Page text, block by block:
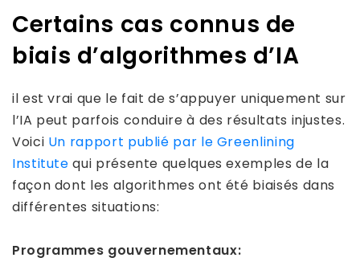
Certains cas connus de
biais d’algorithmes d’IA
il est vrai que le fait de s’appuyer uniquement sur
l’IA peut parfois conduire à des résultats injustes.
Voici Un rapport publié par le Greenlining
Institute qui présente quelques exemples de la
façon dont les algorithmes ont été biaisés dans
différentes situations:
Programmes gouvernementaux: